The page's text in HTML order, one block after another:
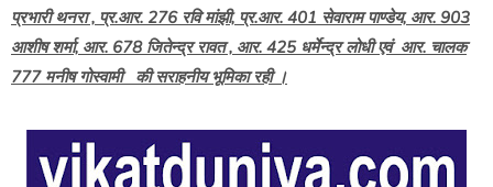
प्रभारी थनरा , प्र.आर. 276 रवि मांझी, प्र.आर. 401 सेवाराम पाण्डेय, आर. 903
आशीष शर्मा, आर. 678 जितेन्द्र रावत , आर. 425 धर्मेन्द्र लोधी एवं आर. चालक
777 मनीष गोस्वामी की सराहनीय भूमिका रही ।